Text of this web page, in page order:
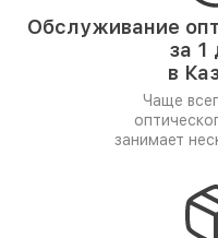
Обслуживание
за 1
в
Чаще
занимает